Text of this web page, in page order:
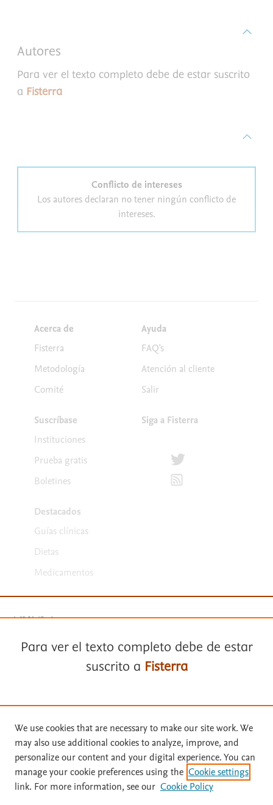
Autores
Para ver el texto completo debe de estar suscrito
a Fisterra
Conflicto de intereses
Los autores declaran no tener ningún conflicto de
intereses.
Acerca de
Fisterra
Metodología
Comité
Suscríbase
Instituciones
Prueba gratis
Boletines
Destacados
Guías clínicas
Dietas
Medicamentos
Ayuda
FAQ's
Atención al cliente
Salir
Siga a Fisterra
Síguenos en Twitter
Suscríbete para recibir
Política de privacidad
Copyright ©2026 Elsevier España SLU, sus licenciantes y
colaboradores. Se reservan todos los derechos, incluidos los de minería
de texto y datos, entrenamiento de IA y tecnologías similares. Página
actualizada en: .
Este sitio utiliza cookies.Cookie settings
Para ver el texto completo debe de estar
suscrito a Fisterra
Solicite una prueba gratuita
We use cookies that are necessary to make our site work. We
may also use additional cookies to analyze, improve, and
personalize our content and your digital experience. You can
manage your cookie preferences using the Cookie settings
link. For more information, see our Cookie Policy